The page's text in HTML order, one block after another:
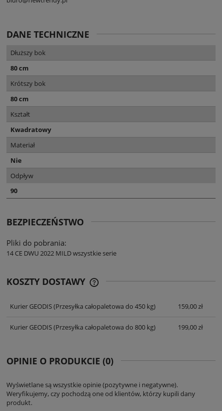
DANE TECHNICZNE
Dłuższy bok
80 cm
Krótszy bok
80 cm
Kształt
Kwadratowy
Materiał
Nie
Odpływ
90
BEZPIECZEŃSTWO
Pliki do pobrania:
14 CE DWU 2022 MILD wszystkie serie
KOSZTY DOSTAWY
Kurier GEODIS(Przesyłka całopaletowa do 450 kg) 159,00 zł
Kurier GEODIS(Przesyłka całopaletowa do 800 kg) 199,00 zł
OPINIE O PRODUKCIE (0)
Wyświetlane są wszystkie opinie (pozytywne i negatywne).
Weryfikujemy, czy pochodzą one od klientów, którzy kupili dany
produkt.